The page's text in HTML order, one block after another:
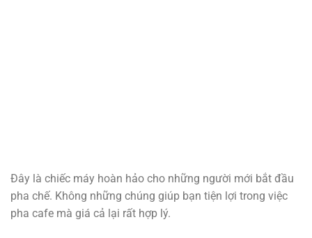
Đây là chiếc máy hoàn hảo cho những người mới bắt đầu
pha chế. Không những chúng giúp bạn tiện lợi trong việc
pha cafe mà giá cả lại rất hợp lý.